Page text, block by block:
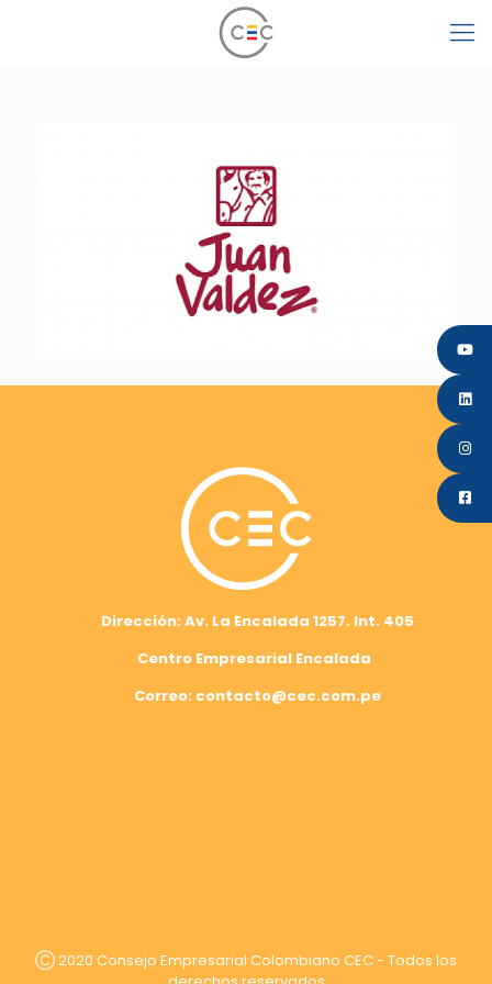
Dirección: Av. La Encalada 1257. Int. 405
Centro Empresarial Encalada
Correo: contacto@cec.com.pe
Ⓒ 2020 Consejo Empresarial Colombiano CEC - Todos los